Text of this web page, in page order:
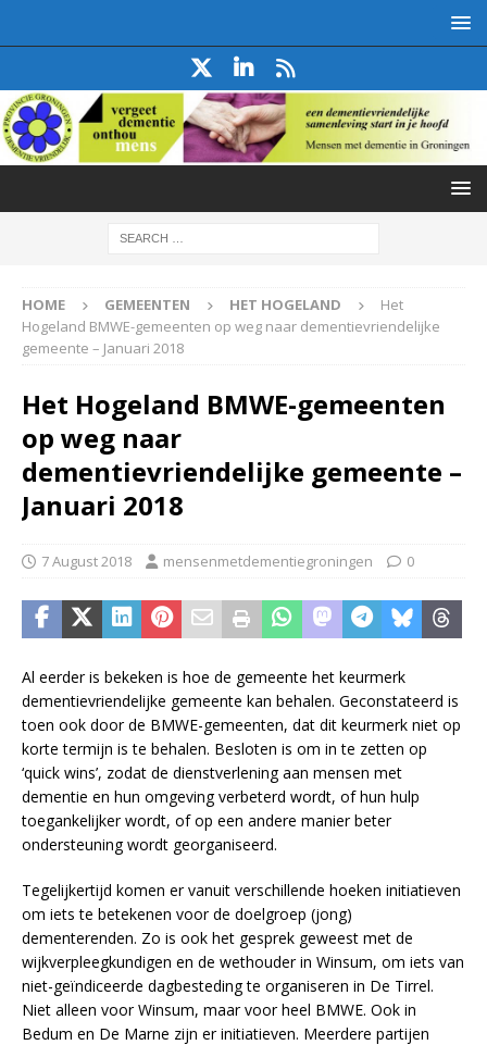
HOME GEMEENTEN HET HOGELAND
Het
Hogeland BMWE-gemeenten op weg naar dementievriendelijke
gemeente – Januari 2018
Het Hogeland BMWE-gemeenten
op weg naar
dementievriendelijke gemeente –
Januari 2018
7 August 2018 mensenmetdementiegroningen 0
Al eerder is bekeken is hoe de gemeente het keurmerk
dementievriendelijke gemeente kan behalen. Geconstateerd is
toen ook door de BMWE-gemeenten, dat dit keurmerk niet op
korte termijn is te behalen. Besloten is om in te zetten op
‘quick wins’, zodat de dienstverlening aan mensen met
dementie en hun omgeving verbeterd wordt, of hun hulp
toegankelijker wordt, of op een andere manier beter
ondersteuning wordt georganiseerd.
Tegelijkertijd komen er vanuit verschillende hoeken initiatieven
om iets te betekenen voor de doelgroep (jong)
dementerenden. Zo is ook het gesprek geweest met de
wijkverpleegkundigen en de wethouder in Winsum, om iets van
niet-geïndiceerde dagbesteding te organiseren in De Tirrel.
Niet alleen voor Winsum, maar voor heel BMWE. Ook in
Bedum en De Marne zijn er initiatieven. Meerdere partijen